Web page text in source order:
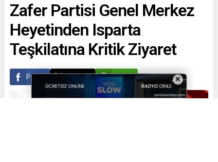
Zafer Partisi Genel Merkez
Heyetinden Isparta
Teşkilatına Kritik Ziyaret
Paylaş Tweetle Gönder ×